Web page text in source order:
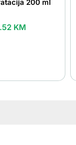
200 ml
KM